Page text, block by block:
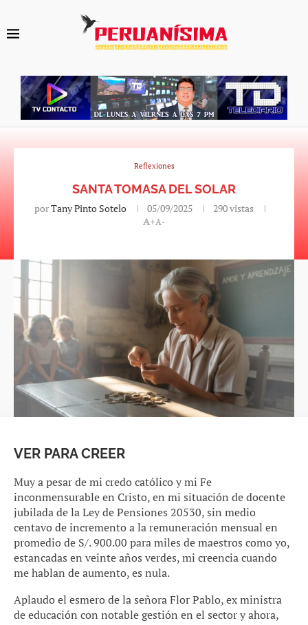
Reflexiones
SANTA TOMASA DEL SOLAR
porTany Pinto Sotelo 05/09/2025 290vistas
A+A-
VER PARA CREER
Muy a pesar de mi credo católico y mi Fe
inconmensurable en Cristo, en mi situación de docente
jubilada de la Ley de Pensiones 20530, sin medio
centavo de incremento a la remuneración mensual en
promedio de S/. 900.00 para miles de maestros como yo,
estancadas en veinte años verdes, mi creencia cuando
me hablan de aumento, es nula.
Aplaudo el esmero de la señora Flor Pablo, ex ministra
de educación con notable gestión en el sector y ahora,